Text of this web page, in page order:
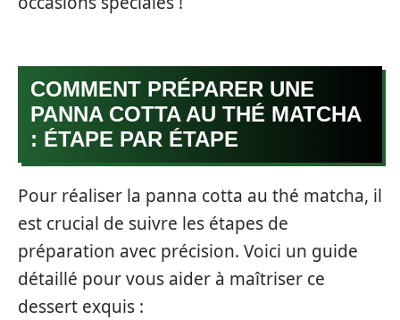
COMMENT PRÉPARER UNE
PANNA COTTA AU THÉ MATCHA
: ÉTAPE PAR ÉTAPE
Pour réaliser la panna cotta au thé matcha, il
est crucial de suivre les étapes de
préparation avec précision. Voici un guide
détaillé pour vous aider à maîtriser ce
dessert exquis :